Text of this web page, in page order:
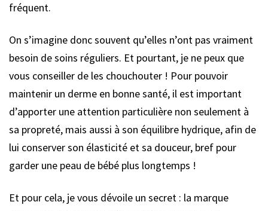
fréquent.
On s’imagine donc souvent qu’elles n’ont pas vraiment
besoin de soins réguliers. Et pourtant, je ne peux que
vous conseiller de les chouchouter ! Pour pouvoir
maintenir un derme en bonne santé, il est important
d’apporter une attention particulière non seulement à
sa propreté, mais aussi à son équilibre hydrique, afin de
lui conserver son élasticité et sa douceur, bref pour
garder une peau de bébé plus longtemps !
Et pour cela, je vous dévoile un secret : la marque